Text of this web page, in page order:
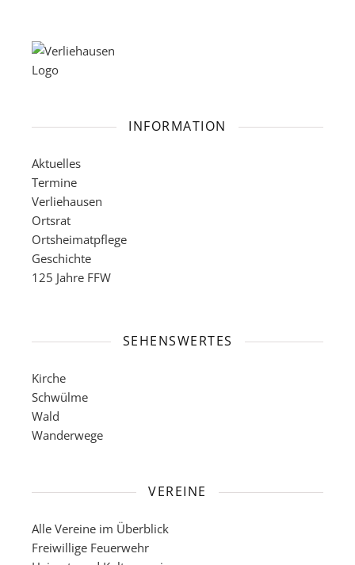
INFORMATION
Aktuelles
Termine
Verliehausen
Ortsrat
Ortsheimatpflege
Geschichte
125 Jahre FFW
SEHENSWERTES
Kirche
Schwülme
Wald
Wanderwege
VEREINE
Alle Vereine im Überblick
Freiwillige Feuerwehr